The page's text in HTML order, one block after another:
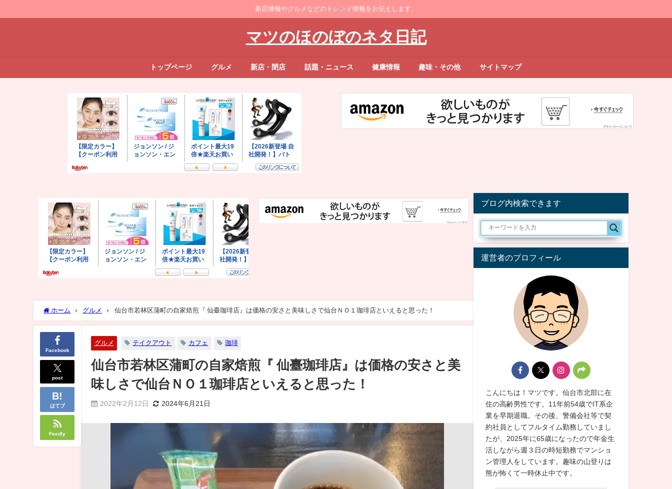
新店情報やグルメなどのトレンド情報をお伝えします。
マツのほのぼのネタ日記
トップページ グルメ 新店・閉店 話題・ニュース 健康情報 趣味・その他 サイトマップ
ホーム グルメ 仙台市若林区蒲町の自家焙煎『 仙臺珈琲店』は価格の安さと美味しさで仙台ＮＯ１珈琲店といえると思った！
Facebook
post
はてブ
Feedly
グルメ テイクアウト カフェ 珈琲
仙台市若林区蒲町の自家焙煎『 仙臺珈琲店』は価格の安さと美
味しさで仙台ＮＯ１珈琲店といえると思った！
2022年2月12日 2024年6月21日
ブログ内検索できます
運営者のプロフィール
こんにちは！マツです。仙台市北部に在
住の高齢男性です。11年前54歳でIT系企
業を早期退職。その後、警備会社等で契
約社員としてフルタイム勤務していまし
たが、2025年に65歳になったので年金生
活しながら週３日の時短勤務でマンショ
ン管理人をしています。趣味の山登りは
熊が怖くて一時休止中です。